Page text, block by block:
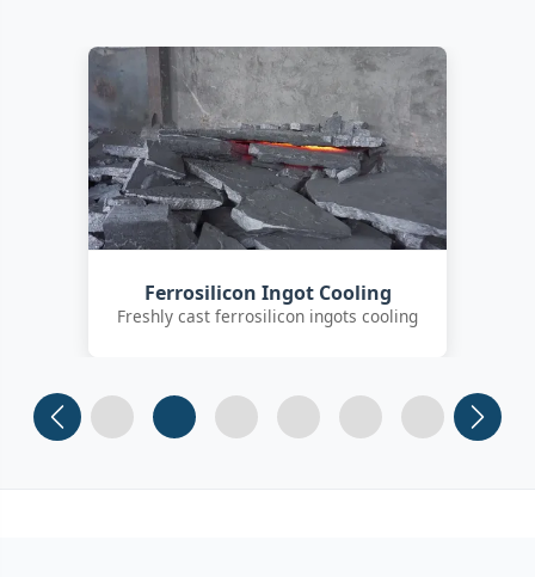
Customer Quality Check
International clients inspecting FeSi
inoculant
Slide 1 Slide 2 Slide 3 (current)
Slide 4 Slide 5 Slide 6